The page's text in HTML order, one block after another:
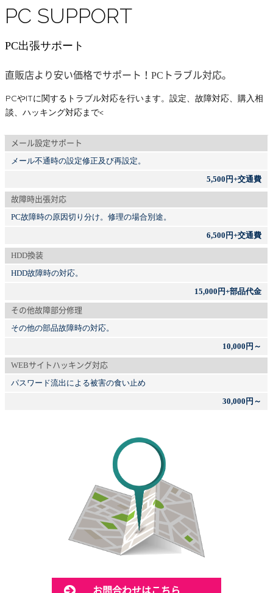
PC SUPPORT
PC出張サポート
直販店より安い価格でサポート！PCトラブル対応。
PCやITに関するトラブル対応を行います。設定、故障対応、購入相
談、ハッキング対応まで<
メール設定サポート
メール不通時の設定修正及び再設定。
5,500円+交通費
故障時出張対応
PC故障時の原因切り分け。修理の場合別途。
6,500円+交通費
HDD換装
HDD故障時の対応。
15,000円+部品代金
その他故障部分修理
その他の部品故障時の対応。
10,000円～
WEBサイトハッキング対応
パスワード流出による被害の食い止め
30,000円～
お問合わせはこちら